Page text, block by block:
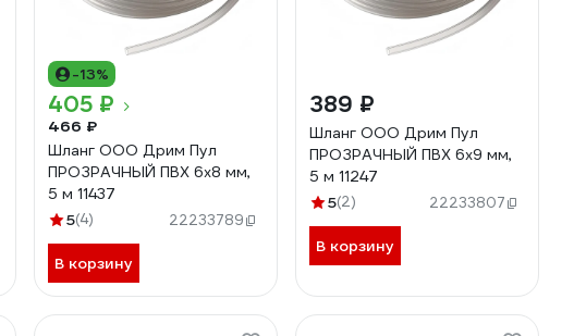
-13%
405 ₽
466 ₽
Шланг ООО Дрим Пул
ПРОЗРАЧНЫЙ ПВХ 6x8 мм,
5 м 11437
5(4) 22233789
В корзину
389 ₽
Шланг ООО Дрим Пул
ПРОЗРАЧНЫЙ ПВХ 6x9 мм,
5 м 11247
5(2) 22233807
В корзину